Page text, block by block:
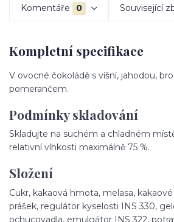
Komentáře 0 Související
Kompletní specifikace
V ovocné čokoládě s víšní, jahodou,
pomerančem.
Podmínky skladování
Skladujte na suchém a chladném
relativní vlhkosti maximálně 75 %.
Složení
Cukr, kakaová hmota, melasa,
prášek, regulátor kyselosti INS 330,
ochucovadla, emulgátor INS 322,